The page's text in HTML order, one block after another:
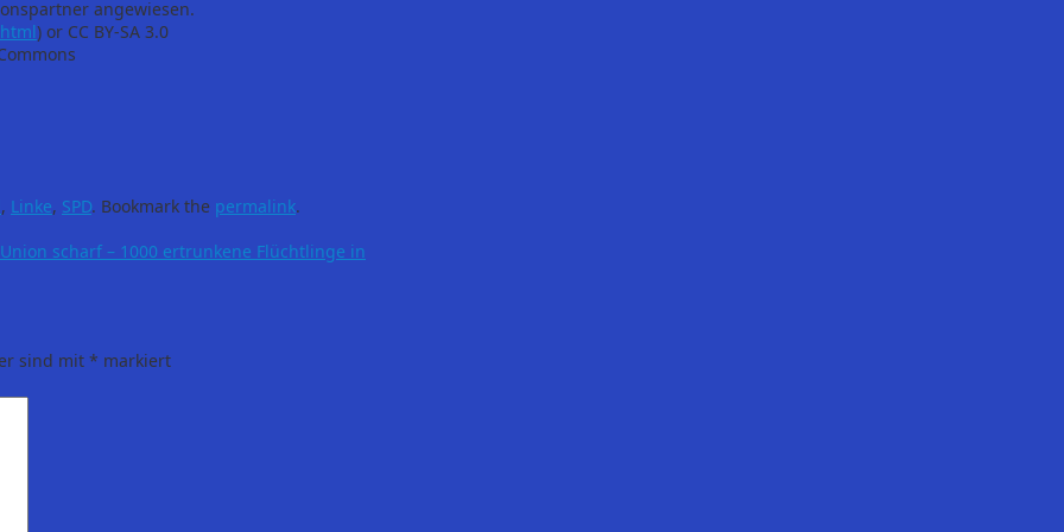
angewiesen.
) or CC BY-SA 3.0
, Linke, SPD. Bookmark the permalink.
scharf – 1000 ertrunkene Flüchtlinge in
sind mit * markiert